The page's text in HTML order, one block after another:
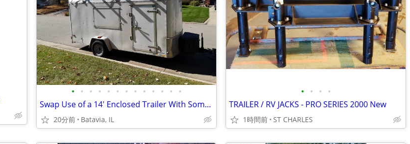
• • • • • • • • • • • • •
Swap Use of a 14' Enclosed Trailer With Somewhere To Park It!
20分前 Batavia, IL
• • • •
TRAILER / RV JACKS - PRO SERIES 2000 New
1時間前 ST CHARLES